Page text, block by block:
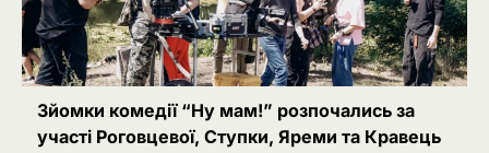
Зйомки комедії “Ну мам!” розпочались за
участі Роговцевої, Ступки, Яреми та Кравець